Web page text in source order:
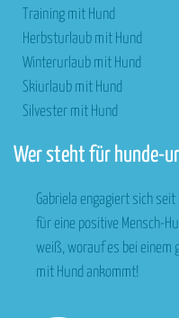
Training mit Hund
Herbsturlaub mit Hund
Winterurlaub mit Hund
Skiurlaub mit Hund
Silvester mit Hund
Wer steht für hunde-
Gabriela engagiert sich
für eine positive Mensch-
weiß, worauf es bei einem
mit Hund ankommt!